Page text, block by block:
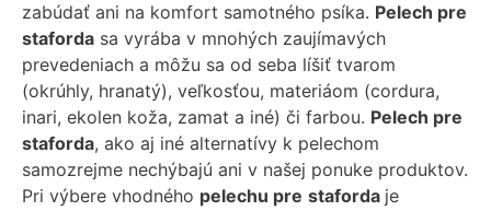
zabúdať ani na komfort samotného psíka. Pelech pre
staforda sa vyrába v mnohých zaujímavých
prevedeniach a môžu sa od seba líšiť tvarom
(okrúhly, hranatý), veľkosťou, materiáom (cordura,
inari, ekolen koža, zamat a iné) či farbou. Pelech pre
staforda, ako aj iné alternatívy k pelechom
samozrejme nechýbajú ani v našej ponuke produktov.
Pri výbere vhodného pelechu pre staforda je